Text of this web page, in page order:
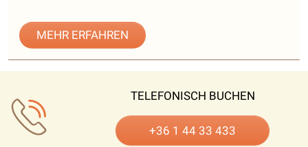
MEHR ERFAHREN
TELEFONISCH BUCHEN
+36 1 44 33 433